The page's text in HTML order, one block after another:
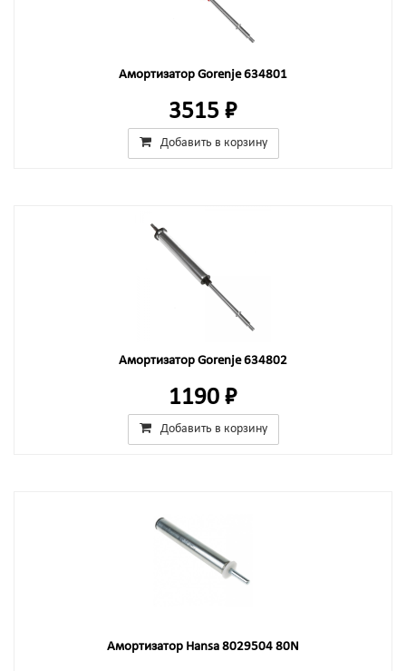
Амортизатор Gorenje 634801
3515 ₽
Добавить в корзину
Амортизатор Gorenje 634802
1190 ₽
Добавить в корзину
Амортизатор Hansa 8029504 80N